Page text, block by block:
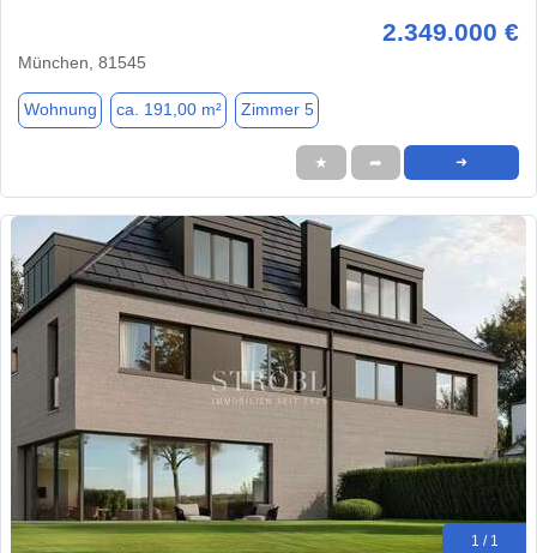
2.349.000 €
München, 81545
Wohnung ca. 191,00 m² Zimmer 5
★ ➦ ➜
1 / 1